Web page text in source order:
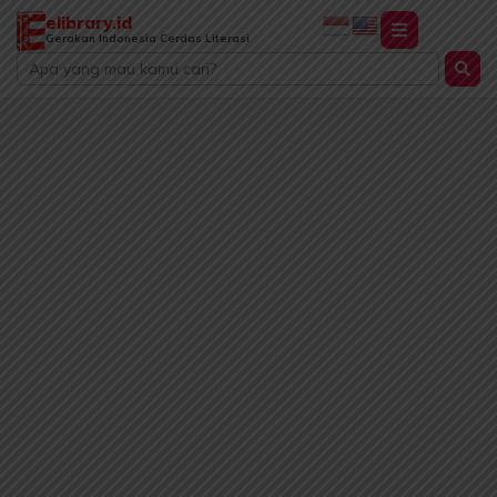
Lewati
konten
elibrary.id
Gerakan Indonesia Cerdas Literasi
Search
...